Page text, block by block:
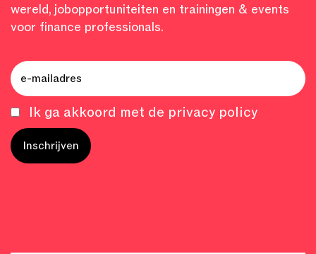
wereld, jobopportuniteiten en trainingen & events
voor finance professionals.
Ik ga akkoord met de privacy policy